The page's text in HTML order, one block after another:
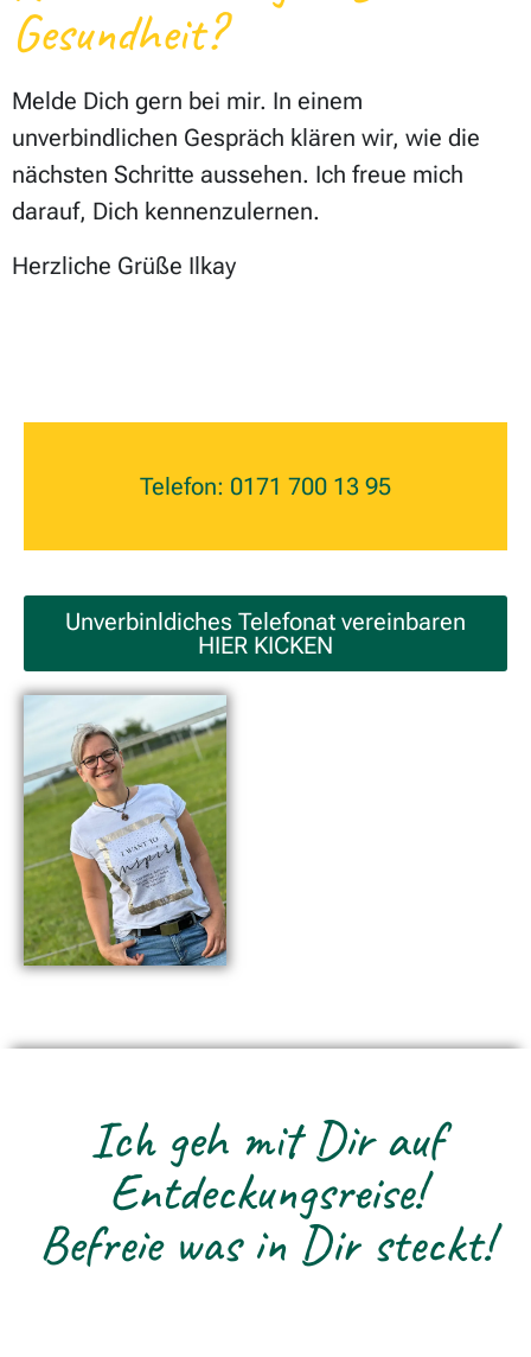
Gesundheit?
Melde Dich gern bei mir. In einem
unverbindlichen Gespräch klären wir, wie die
nächsten Schritte aussehen. Ich freue mich
darauf, Dich kennenzulernen.
Herzliche Grüße Ilkay
Telefon: 0171 700 13 95
Unverbinldiches Telefonat vereinbaren
HIER KICKEN
Ich geh mit Dir auf
Entdeckungsreise!
Befreie was in Dir steckt!